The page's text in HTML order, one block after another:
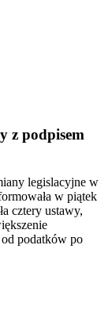
z podpisem
legislacyjne w
w piątek
cztery ustawy,
podatków po